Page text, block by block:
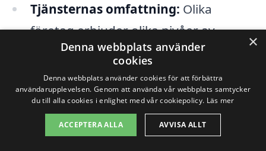
Tjänsternas omfattning: Olika
företag erbjuder olika nivåer av
tjänster. Vissa företag kan erbjuda en
grundläggande städning medan
andra inkluderar djupare service,
såsom att packa och transportera
ägodelar.
×
Denna webbplats använder
cookies
Denna webbplats använder cookies för att förbättra
användarupplevelsen. Genom att använda vår webbplats samtycker
du till alla cookies i enlighet med vår cookiepolicy. Läs mer
ACCEPTERA ALLA AVVISA ALLT